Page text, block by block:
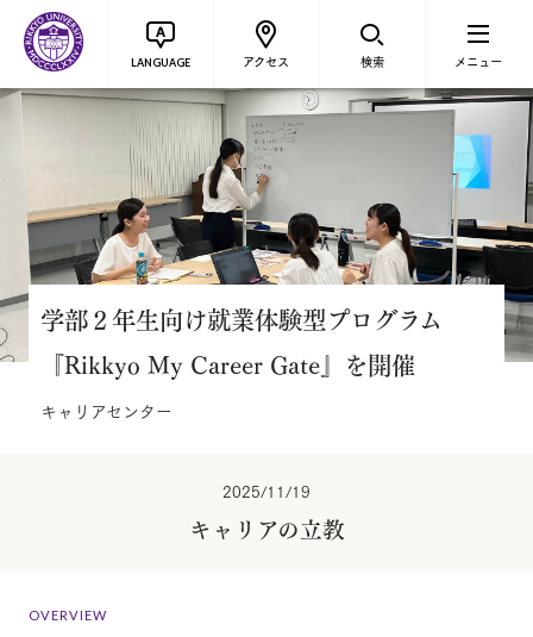
LANGUAGE アクセス 検索 メニュー
学部２年生向け就業体験型プログラム
『Rikkyo My Career Gate』を開催
キャリアセンター
2025/11/19
キャリアの立教
OVERVIEW